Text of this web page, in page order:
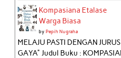
Kompasiana Etalase
Warga Biasa
byPepih Nugraha
MELAJU PASTI DENGAN
GAYA" Judul Buku :